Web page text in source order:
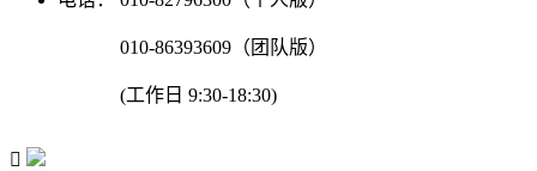
010-86393609（团队版）
(工作日 9:30-18:30)
